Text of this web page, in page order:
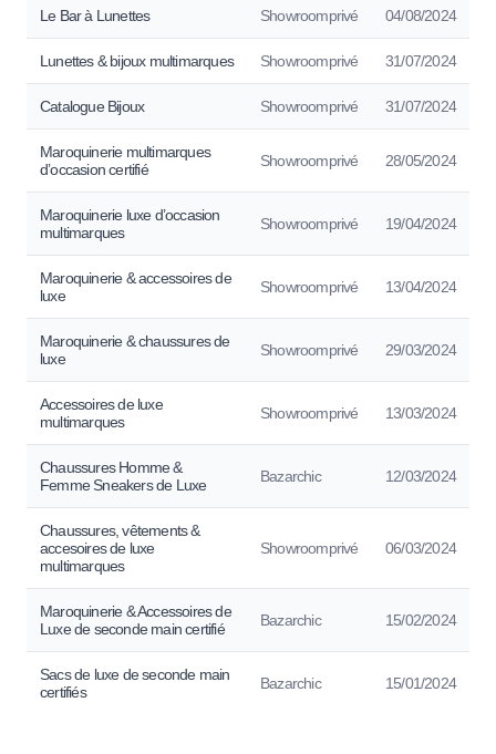
Le Bar à Lunettes Showroomprivé 04/08/2024
Lunettes & bijoux multimarques Showroomprivé 31/07/2024
Catalogue Bijoux Showroomprivé 31/07/2024
Maroquinerie multimarques
d’occasion certifié
Showroomprivé 28/05/2024
Maroquinerie luxe d’occasion
multimarques
Showroomprivé 19/04/2024
Maroquinerie & accessoires de
luxe
Showroomprivé 13/04/2024
Maroquinerie & chaussures de
luxe
Showroomprivé 29/03/2024
Accessoires de luxe
multimarques
Showroomprivé 13/03/2024
Chaussures Homme &
Femme Sneakers de Luxe
Bazarchic 12/03/2024
Chaussures, vêtements &
accesoires de luxe
multimarques
Showroomprivé 06/03/2024
Maroquinerie & Accessoires de
Luxe de seconde main certifié
Bazarchic 15/02/2024
Sacs de luxe de seconde main
certifiés
Bazarchic 15/01/2024